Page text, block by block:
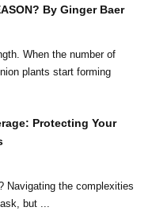
By Ginger Baer
When the number of
plants start forming
Protecting Your
Navigating the complexities
but ...